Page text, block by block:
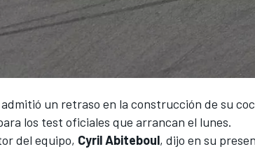
un retraso en la construcción de su
los test oficiales que arrancan el lunes.
del equipo, Cyril Abiteboul, dijo en su